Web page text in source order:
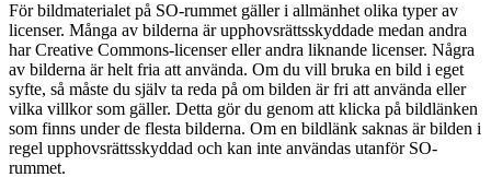
För bildmaterialet på SO-rummet gäller i allmänhet olika typer av
licenser. Många av bilderna är upphovsrättsskyddade medan andra
har Creative Commons-licenser eller andra liknande licenser. Några
av bilderna är helt fria att använda. Om du vill bruka en bild i eget
syfte, så måste du själv ta reda på om bilden är fri att använda eller
vilka villkor som gäller. Detta gör du genom att klicka på bildlänken
som finns under de flesta bilderna. Om en bildlänk saknas är bilden i
regel upphovsrättsskyddad och kan inte användas utanför SO-
rummet.